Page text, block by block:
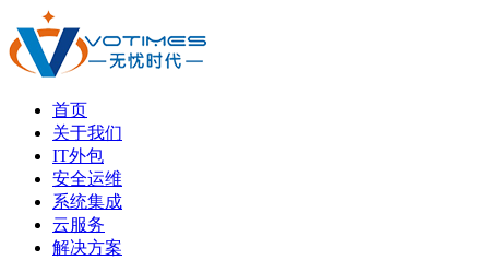
首页
关于我们
IT外包
安全运维
系统集成
云服务
解决方案